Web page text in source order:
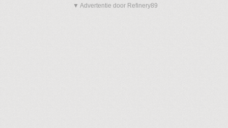
▼ Advertentie door Refinery89